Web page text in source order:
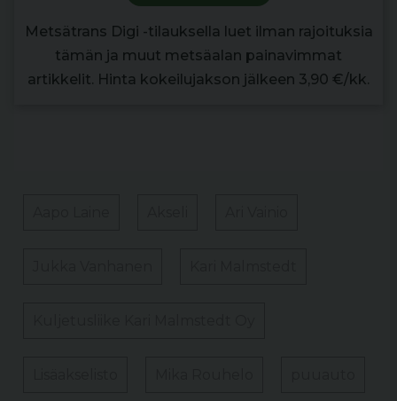
Metsätrans Digi -tilauksella luet ilman rajoituksia
tämän ja muut metsäalan painavimmat
artikkelit. Hinta kokeilujakson jälkeen 3,90 €/kk.